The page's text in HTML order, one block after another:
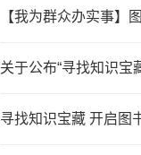
【我为群众办实事】
关于公布“寻找知识宝
寻找知识宝藏 开启图